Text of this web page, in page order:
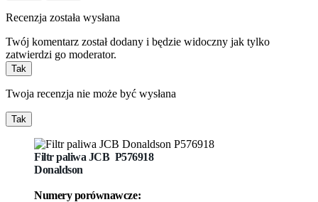
Recenzja została wysłana
Twój komentarz został dodany i będzie widoczny jak tylko
zatwierdzi go moderator.
Tak
Twoja recenzja nie może być wysłana
Tak
Filtrpaliwa JCB P576918
Donaldson
Numery porównawcze: